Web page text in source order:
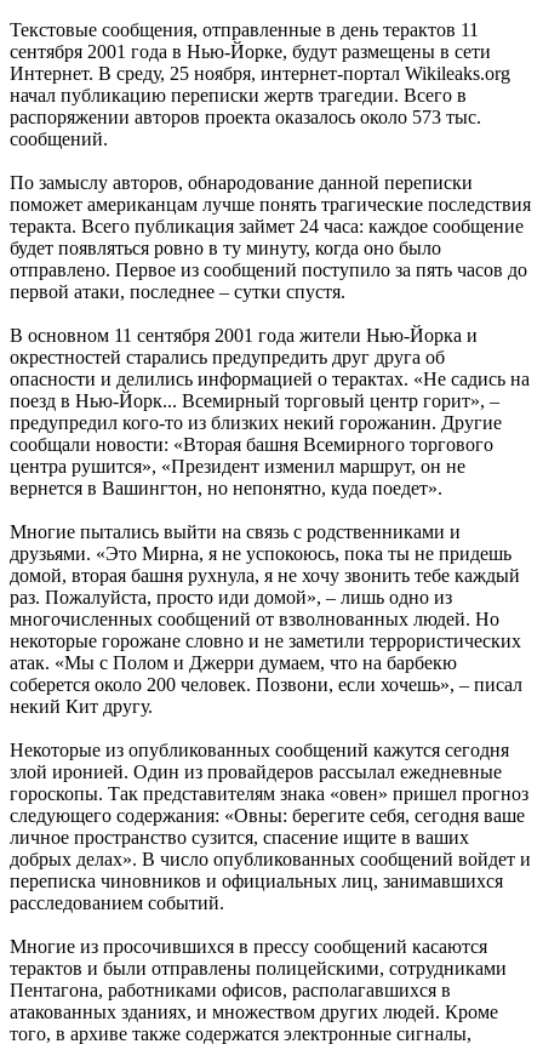
Текстовые сообщения, отправленные в день терактов 11
сентября 2001 года в Нью-Йорке, будут размещены в сети
Интернет. В среду, 25 ноября, интернет-портал Wikileaks.org
начал публикацию переписки жертв трагедии. Всего в
распоряжении авторов проекта оказалось около 573 тыс.
сообщений.
По замыслу авторов, обнародование данной переписки
поможет американцам лучше понять трагические последствия
теракта. Всего публикация займет 24 часа: каждое сообщение
будет появляться ровно в ту минуту, когда оно было
отправлено. Первое из сообщений поступило за пять часов до
первой атаки, последнее – сутки спустя.
В основном 11 сентября 2001 года жители Нью-Йорка и
окрестностей старались предупредить друг друга об
опасности и делились информацией о терактах. «Не садись на
поезд в Нью-Йорк... Всемирный торговый центр горит», –
предупредил кого-то из близких некий горожанин. Другие
сообщали новости: «Вторая башня Всемирного торгового
центра рушится», «Президент изменил маршрут, он не
вернется в Вашингтон, но непонятно, куда поедет».
Многие пытались выйти на связь с родственниками и
друзьями. «Это Мирна, я не успокоюсь, пока ты не придешь
домой, вторая башня рухнула, я не хочу звонить тебе каждый
раз. Пожалуйста, просто иди домой», – лишь одно из
многочисленных сообщений от взволнованных людей. Но
некоторые горожане словно и не заметили террористических
атак. «Мы с Полом и Джерри думаем, что на барбекю
соберется около 200 человек. Позвони, если хочешь», – писал
некий Кит другу.
Некоторые из опубликованных сообщений кажутся сегодня
злой иронией. Один из провайдеров рассылал ежедневные
гороскопы. Так представителям знака «овен» пришел прогноз
следующего содержания: «Овны: берегите себя, сегодня ваше
личное пространство сузится, спасение ищите в ваших
добрых делах». В число опубликованных сообщений войдет и
переписка чиновников и официальных лиц, занимавшихся
расследованием событий.
Многие из просочившихся в прессу сообщений касаются
терактов и были отправлены полицейскими, сотрудниками
Пентагона, работниками офисов, располагавшихся в
атакованных зданиях, и множеством других людей. Кроме
того, в архиве также содержатся электронные сигналы,